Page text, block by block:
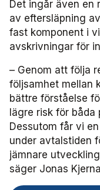
Användare Koll­bar
Nätverket
Serviceresor 2026
Serviceresor 2025
Serviceresor 2024
Serviceresor 2023
Serviceresor 2022
Miljö­nätverket
Miljö­nätverket
Miljö­nätverket
Miljö­nätverket
Miljö­nätverket
Kris och
Skolskjuts 2025
Det ingår även en
av eftersläpning
fast komponent i
avskrivningar för
– Genom att följa
följsamhet mellan
bättre förståelse
lägre risk för
Dessutom får vi
under avtalstiden
jämnare
säger Jonas